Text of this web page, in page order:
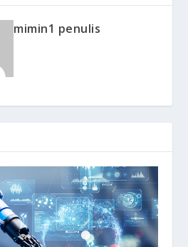
mimin1 penulis